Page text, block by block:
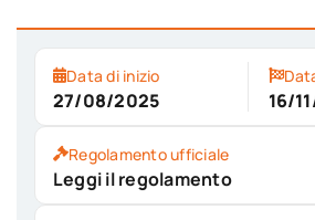
Data di inizio
27/08/2025 16/
Regolamento ufficiale
Leggi il regolamento